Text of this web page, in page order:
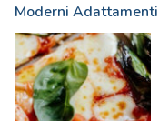
Moderni Adattamenti